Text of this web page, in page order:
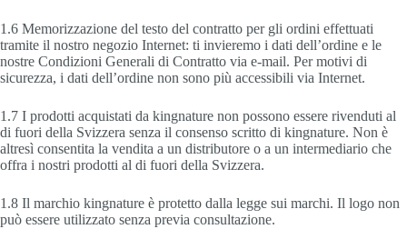
1.6 Memorizzazione del testo del contratto per gli ordini effettuati
tramite il nostro negozio Internet: ti invieremo i dati dell’ordine e le
nostre Condizioni Generali di Contratto via e-mail. Per motivi di
sicurezza, i dati dell’ordine non sono più accessibili via Internet.
1.7 I prodotti acquistati da kingnature non possono essere rivenduti al
di fuori della Svizzera senza il consenso scritto di kingnature. Non è
altresì consentita la vendita a un distributore o a un intermediario che
offra i nostri prodotti al di fuori della Svizzera.
1.8 Il marchio kingnature è protetto dalla legge sui marchi. Il logo non
può essere utilizzato senza previa consultazione.